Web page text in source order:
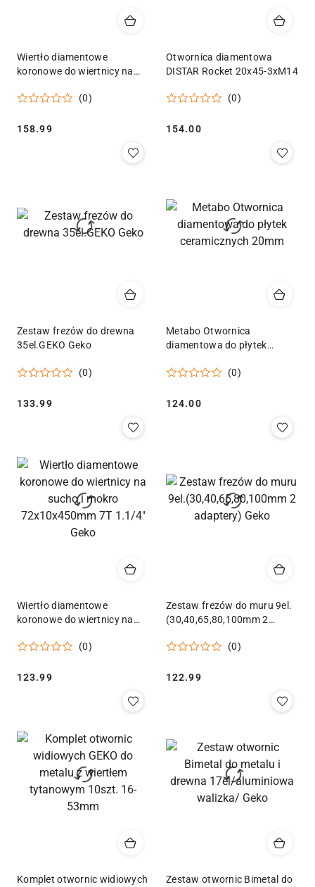
Wiertło diamentowe
koronowe do wiertnicy na
82x10x450mm 8T 1.1/4"
(0)
Cena:
158.99
Otwornica diamentowa
DISTAR Rocket 20x45-3xM14
(0)
Cena:
154.00
Zestaw frezów do drewna
35el.GEKO Geko
(0)
Cena:
133.99
Metabo Otwornica
diamentowa do płytek
(0)
Cena:
124.00
Wiertło diamentowe
koronowe do wiertnicy na
72x10x450mm 7T 1.1/4"
(0)
Cena:
123.99
Zestaw frezów do muru 9el.
(30,40,65,80,100mm 2
(0)
Cena:
122.99
Komplet otwornic widiowych
Zestaw otwornic Bimetal do